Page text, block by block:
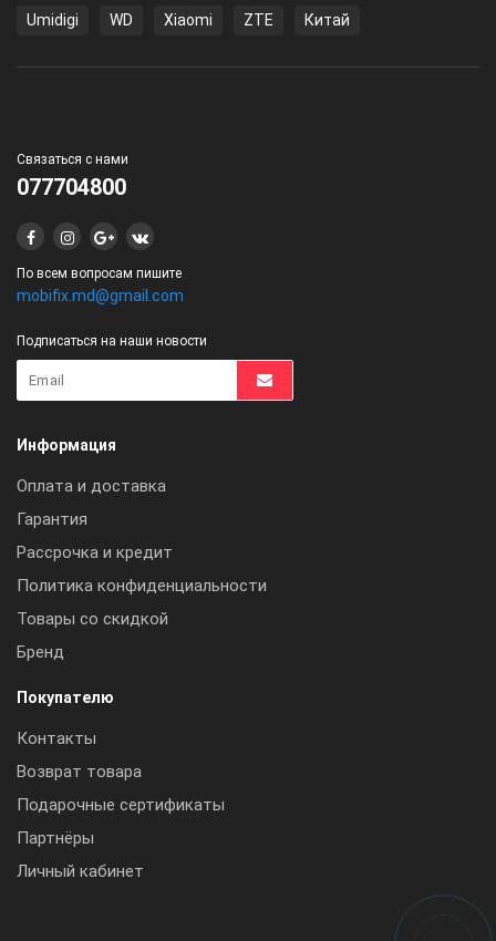
Umidigi WD Xiaomi ZTE Китай
Связаться с нами
077704800
По всем вопросам пишите
mobifix.md@gmail.com
Подписаться на наши новости
Информация
Оплата и доставка
Гарантия
Рассрочка и кредит
Политика конфиденциальности
Товары со скидкой
Бренд
Покупателю
Контакты
Возврат товара
Подарочные сертификаты
Партнёры
Личный кабинет